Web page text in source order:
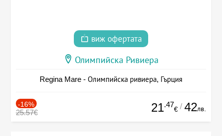
виж офертата
Олимпийска Ривиера
Regina Mare - Олимпийска ривиера, Гърция
-16%
25.57€ 21.47
€ / 42лв.